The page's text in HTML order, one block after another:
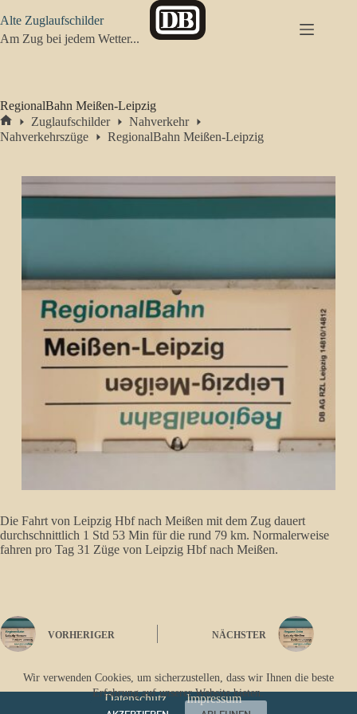
Inhalt
springen
Wir verwenden Cookies, um sicherzustellen, dass wir Ihnen die beste
Erfahrung auf unserer Website bieten.
Alte Zuglaufschilder
Am Zug bei jedem Wetter...
RegionalBahn Meißen-Leipzig
Start
Zuglaufschilder
Nahverkehr
Nahverkehrszüge
RegionalBahn Meißen-Leipzig
Die Fahrt von Leipzig Hbf nach Meißen mit dem Zug dauert
durchschnittlich 1 Std 53 Min für die rund 79 km. Normalerweise
fahren pro Tag 31 Züge von Leipzig Hbf nach Meißen.
VORHERIGER NÄCHSTER
Datenschutz Impressum